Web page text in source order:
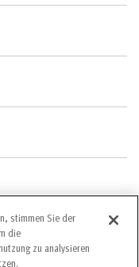
stimmen Sie der
die
zu analysieren